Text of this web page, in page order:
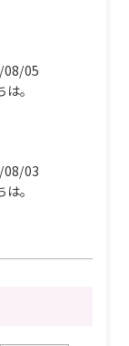
08/05
。
08/03
。